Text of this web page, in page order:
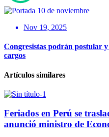
Nov 19, 2025
Congresistas podrán postular
cargos
Artículos similares
Feriados en Perú se
anunció ministro de